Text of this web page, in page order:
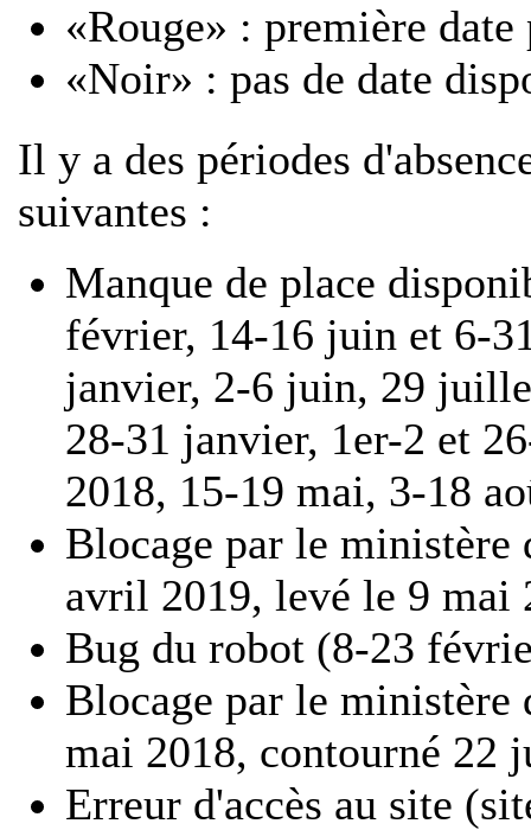
«Rouge» : première
«Noir» : pas de date
Il y a des périodes
suivantes :
Manque de place
février, 14-16 juin et 6-
janvier, 2-6 juin, 29
28-31 janvier, 1er-2 et
2018, 15-19 mai, 3-18
Blocage par le
avril 2019, levé le 9 mai
Bug du robot (8-23
Blocage par le
mai 2018, contourné 22
Erreur d'accès au site